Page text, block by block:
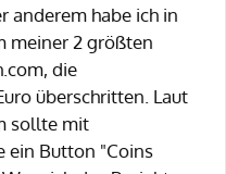
anderem habe ich in
meiner 2 größten
die
überschritten. Laut
sollte mit
ein Button "Coins